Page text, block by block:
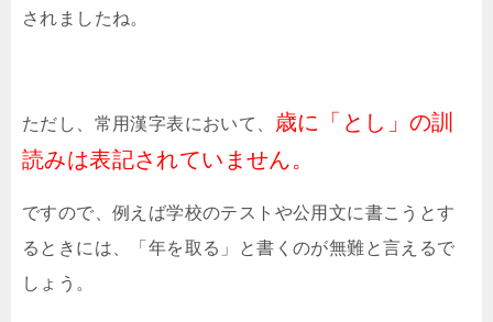
されましたね。
ただし、常用漢字表において、
歳に「とし」の訓
読みは表記されていません。
ですので、例えば学校のテストや公用文に書こうとす
るときには、「年を取る」と書くのが無難と言えるで
しょう。